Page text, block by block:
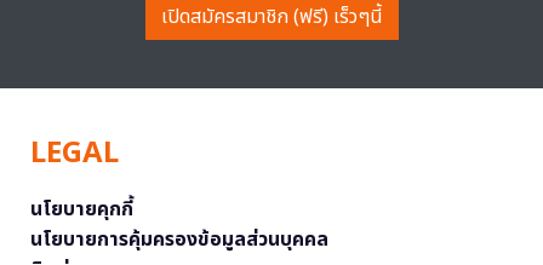
เปิดสมัครสมาชิก (ฟรี) เร็วๆนี้
LEGAL
นโยบายคุกกี้
นโยบายการคุ้มครองข้อมูลส่วนบุคคล